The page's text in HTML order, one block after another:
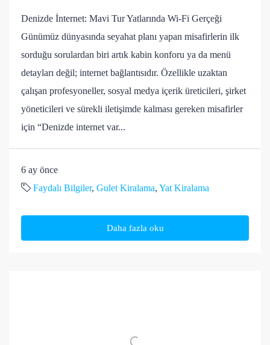
Denizde İnternet: Mavi Tur Yatlarında Wi-Fi Gerçeği
Günümüz dünyasında seyahat planı yapan misafirlerin ilk
sorduğu sorulardan biri artık kabin konforu ya da menü
detayları değil; internet bağlantısıdır. Özellikle uzaktan
çalışan profesyoneller, sosyal medya içerik üreticileri, şirket
yöneticileri ve sürekli iletişimde kalması gereken misafirler
için “Denizde internet var...
6 ay önce
Faydalı Bilgiler, Gulet Kiralama, Yat Kiralama
Daha fazla oku